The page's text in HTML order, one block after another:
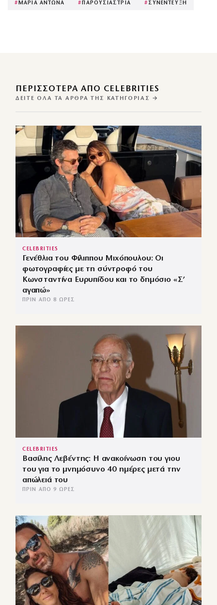
# ΜΑΡΙΑ ΑΝΤΩΝΑ # ΠΑΡΟΥΣΙΑΣΤΡΙΑ # ΣΥΝΕΝΤΕΥΞΗ
ΠΕΡΙΣΣΌΤΕΡΑ ΑΠΌ CELEBRITIES
ΔΕΊΤΕ ΌΛΑ ΤΑ ΆΡΘΡΑ ΤΗΣ ΚΑΤΗΓΟΡΊΑΣ →
CELEBRITIES
Γενέθλια του Φίλιππου Μιχόπουλου: Οι
φωτογραφίες με τη σύντροφό του
Κωνσταντίνα Ευρυπίδου και το δημόσιο «Σ’
αγαπώ»
ΠΡΙΝ ΑΠΌ 8 ΏΡΕΣ
CELEBRITIES
Βασίλης Λεβέντης: Η ανακοίνωση του γιου
του για το μνημόσυνο 40 ημέρες μετά την
απώλειά του
ΠΡΙΝ ΑΠΌ 9 ΏΡΕΣ